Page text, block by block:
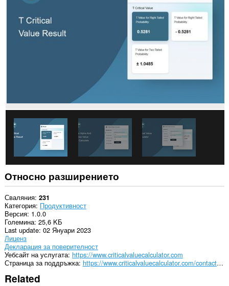
Относно разширението
Сваляния 231
Категория Продуктивност
Версия 1.0.0
Големина 25,6 KБ
Last update 02 Януари 2023
Лиценз
Декларация за поверителност
Уебсайт на услугата https://www.criticalvaluecalculator.com
Страница за поддръжка
https://www.criticalvaluecalculator.com/contact-us
Related